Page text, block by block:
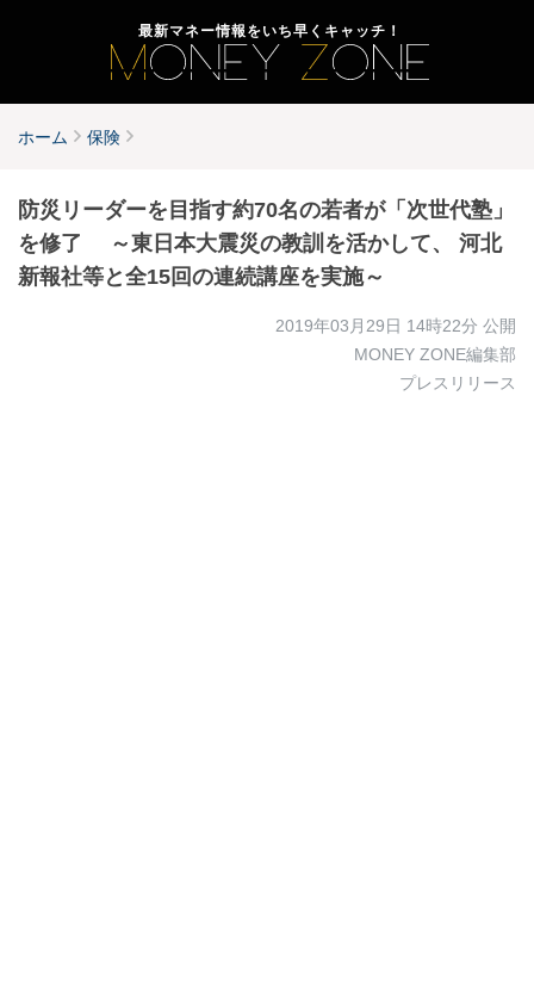
最新マネー情報をいち早くキャッチ！
ホーム 保険
防災リーダーを目指す約70名の若者が「次世代塾」
を修了 ～東日本大震災の教訓を活かして、 河北
新報社等と全15回の連続講座を実施～
2019年03月29日 14時22分 公開
MONEY ZONE編集部
プレスリリース